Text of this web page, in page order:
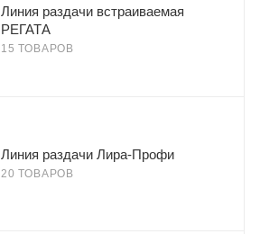
Линия раздачи встраиваемая
РЕГАТА
15 ТОВАРОВ
Линия раздачи Лира-Профи
20 ТОВАРОВ